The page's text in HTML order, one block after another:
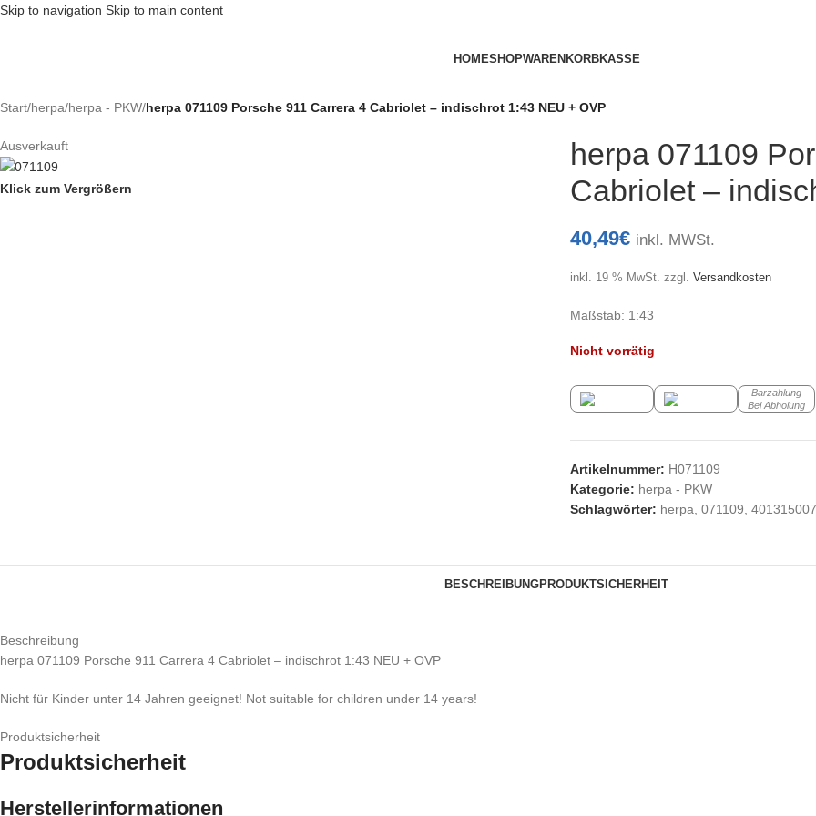
Skip to navigation Skip to main content
HOMESHOPWARENKORBKASSE
Start/herpa/herpa - PKW/herpa 071109 Porsche 911 Carrera 4 Cabriolet – indischrot 1:43 NEU + OVP
Ausverkauft
Klick zum Vergrößern
herpa 071109
Cabriolet –
40,49€ inkl. MWSt.
inkl. 19 % MwSt. zzgl. Versandkosten
Maßstab: 1:43
Nicht vorrätig
Barzahlung
Bei Abholung
Artikelnummer: H071109
Kategorie: herpa - PKW
Schlagwörter: herpa 071109
BESCHREIBUNGPRODUKTSICHERHEIT
Beschreibung
herpa 071109 Porsche 911 Carrera 4 Cabriolet – indischrot 1:43 NEU + OVP
Nicht für Kinder unter 14 Jahren geeignet! Not suitable for children under 14 years!
Produktsicherheit
Produktsicherheit
Herstellerinformationen